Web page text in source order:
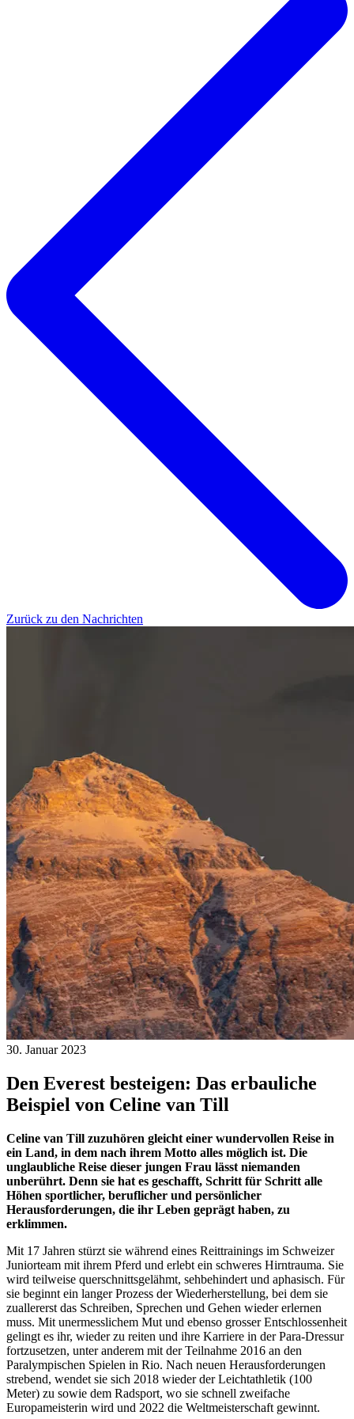
Zurück zu den Nachrichten
30. Januar 2023
Den Everest besteigen: Das erbauliche
Beispiel von Celine van Till
Celine van Till zuzuhören gleicht einer wundervollen Reise in
ein Land, in dem nach ihrem Motto alles möglich ist. Die
unglaubliche Reise dieser jungen Frau lässt niemanden
unberührt. Denn sie hat es geschafft, Schritt für Schritt alle
Höhen sportlicher, beruflicher und persönlicher
Herausforderungen, die ihr Leben geprägt haben, zu
erklimmen.
Mit 17 Jahren stürzt sie während eines Reittrainings im Schweizer
Juniorteam mit ihrem Pferd und erlebt ein schweres Hirntrauma. Sie
wird teilweise querschnittsgelähmt, sehbehindert und aphasisch. Für
sie beginnt ein langer Prozess der Wiederherstellung, bei dem sie
zuallererst das Schreiben, Sprechen und Gehen wieder erlernen
muss. Mit unermesslichem Mut und ebenso grosser Entschlossenheit
gelingt es ihr, wieder zu reiten und ihre Karriere in der Para-Dressur
fortzusetzen, unter anderem mit der Teilnahme 2016 an den
Paralympischen Spielen in Rio. Nach neuen Herausforderungen
strebend, wendet sie sich 2018 wieder der Leichtathletik (100
Meter) zu sowie dem Radsport, wo sie schnell zweifache
Europameisterin wird und 2022 die Weltmeisterschaft gewinnt.